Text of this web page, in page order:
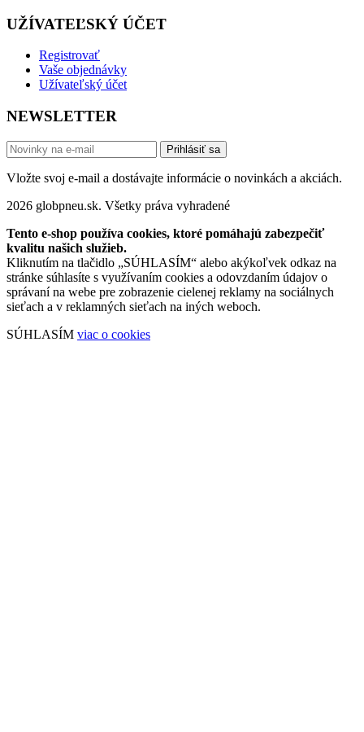
UŽÍVATEĽSKÝ ÚČET
Registrovať
Vaše objednávky
Užívateľský účet
NEWSLETTER
Prihlásiť sa
Vložte svoj e-mail a dostávajte informácie o novinkách a akciách.
2026 globpneu.sk. Všetky práva vyhradené
Tento e-shop používa cookies, ktoré pomáhajú zabezpečiť
kvalitu našich služieb.
Kliknutím na tlačidlo „SÚHLASÍM“ alebo akýkoľvek odkaz na
stránke súhlasíte s využívaním cookies a odovzdaním údajov o
správaní na webe pre zobrazenie cielenej reklamy na sociálnych
sieťach a v reklamných sieťach na iných weboch.
SÚHLASÍM viac o cookies